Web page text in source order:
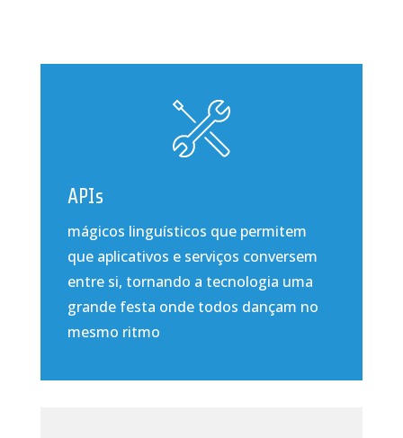
APIs
mágicos linguísticos que permitem
que aplicativos e serviços conversem
entre si, tornando a tecnologia uma
grande festa onde todos dançam no
mesmo ritmo